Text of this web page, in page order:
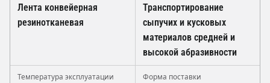
Лента конвейерная
резинотканевая
Транспортирование
сыпучих и кусковых
материалов средней и
высокой абразивности
Температура эксплуатации Форма поставки